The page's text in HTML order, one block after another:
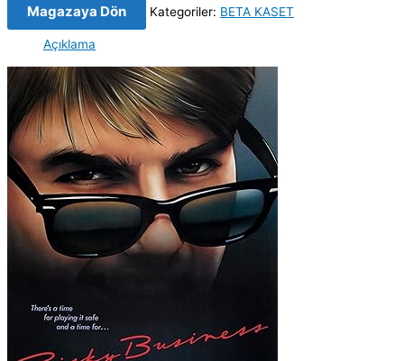
Business
(1983)
Orijinal
Beta
Kaset
adet
Magazaya Dön Kategoriler: BETA KASET
Açıklama